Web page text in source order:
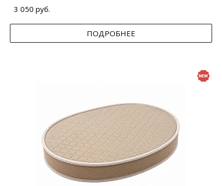
3 050 руб.
ПОДРОБНЕЕ